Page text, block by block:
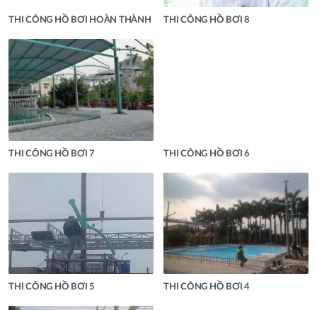
THI CÔNG HỒ BƠI HOÀN THÀNH THI CÔNG HỒ BƠI 8
THI CÔNG HỒ BƠI 7 THI CÔNG HỒ BƠI 6
THI CÔNG HỒ BƠI 5 THI CÔNG HỒ BƠI 4